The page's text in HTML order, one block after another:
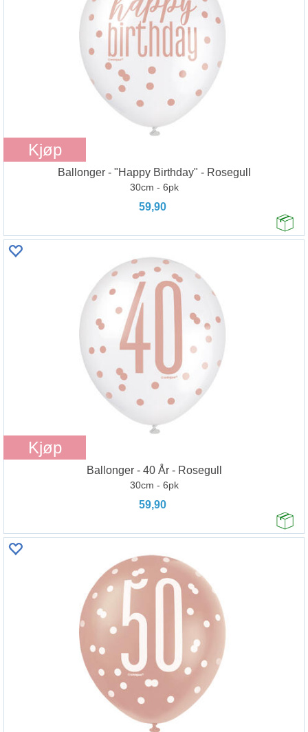
Kjøp
Ballonger - "Happy Birthday" - Rosegull
30cm - 6pk
59,90
Kjøp
Ballonger - 40 År - Rosegull
30cm - 6pk
59,90